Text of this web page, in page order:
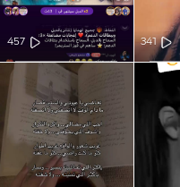
341
457